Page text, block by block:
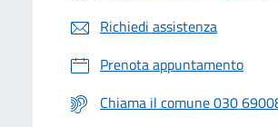
Richiedi assistenza
Prenota appuntamento
Chiama il comune 030